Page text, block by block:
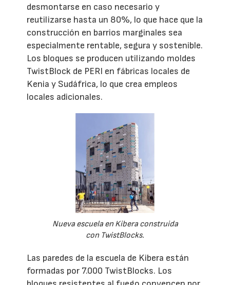
desmontarse en caso necesario y
reutilizarse hasta un 80%, lo que hace que la
construcción en barrios marginales sea
especialmente rentable, segura y sostenible.
Los bloques se producen utilizando moldes
TwistBlock de PERI en fábricas locales de
Kenia y Sudáfrica, lo que crea empleos
locales adicionales.
Nueva escuela en Kibera construida
con TwistBlocks.
Las paredes de la escuela de Kibera están
formadas por 7.000 TwistBlocks. Los